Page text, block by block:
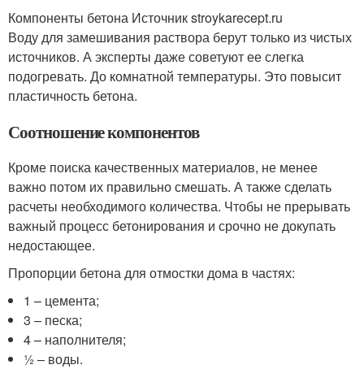
Компоненты бетона Источник stroykarecept.ru
Воду для замешивания раствора берут только из чистых
источников. А эксперты даже советуют ее слегка
подогревать. До комнатной температуры. Это повысит
пластичность бетона.
Соотношение компонентов
Кроме поиска качественных материалов, не менее
важно потом их правильно смешать. А также сделать
расчеты необходимого количества. Чтобы не прерывать
важный процесс бетонирования и срочно не докупать
недостающее.
Пропорции бетона для отмостки дома в частях:
1 – цемента;
3 – песка;
4 – наполнителя;
½ – воды.